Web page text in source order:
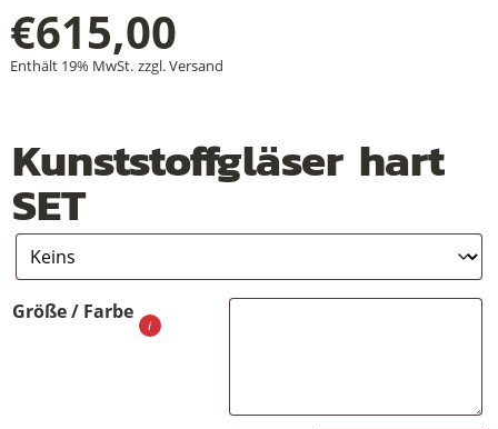
€615,00
Enthält 19% MwSt. zzgl.Versand
Kunststoffgläser hart
SET
Größe / Farbe